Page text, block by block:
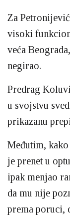
Za
visoki
veća
negirao.
Predrag
u svojstvu
prikazanu
Međutim,
je prenet u
ipak menjao
da mu nije
prema poruci,